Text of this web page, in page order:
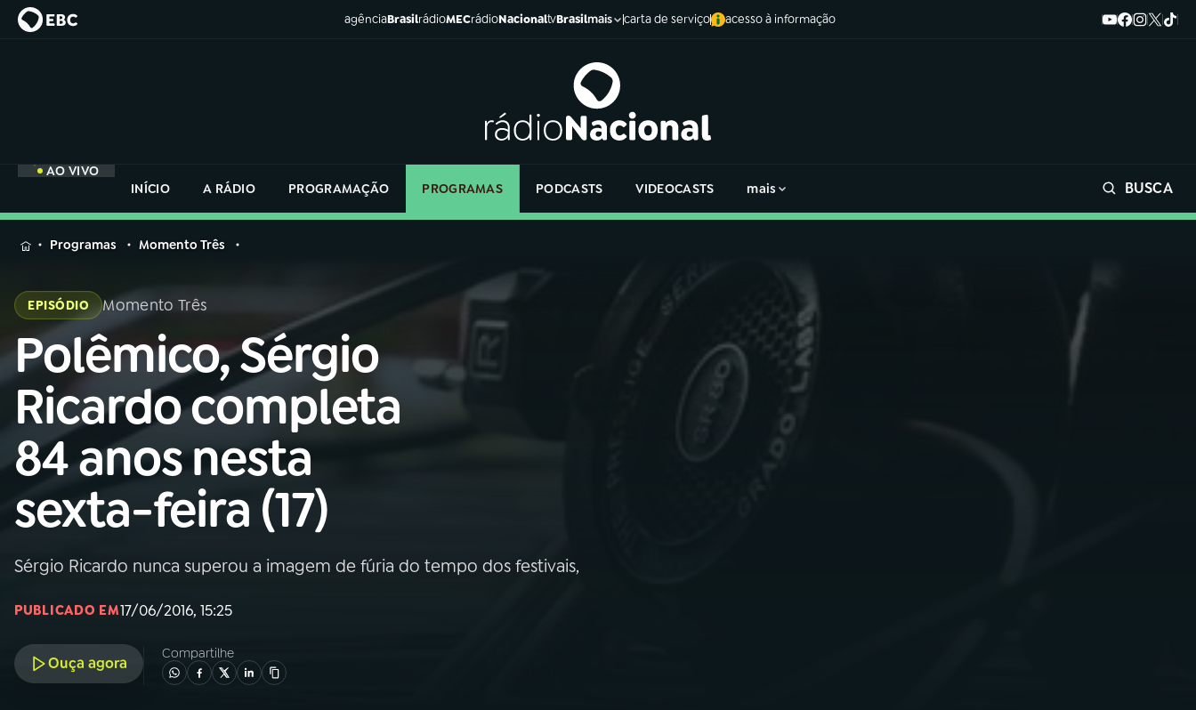
agênciaBrasilrádioMECrádioNacionaltvBrasilmais carta de serviço acesso à informação
AO VIVO
INÍCIO
A RÁDIO PROGRAMAÇÃO PROGRAMAS PODCASTS VIDEOCASTS mais BUSCA
MENU
Buscar
na
Rádio
Nacional
Buscar
01 INÍCIO
02A RÁDIO
03 PROGRAMAÇÃO
05PODCASTS
na
Rádio
Nacional
Programas Momento Três
EPISÓDIO Momento Três
Polêmico, Sérgio
Ricardo completa
84 anos nesta
sexta-feira (17)
Sérgio Ricardo nunca superou a imagem de fúria do tempo dos festivais,
PUBLICADO EM17/06/2016, 15:25
Ouça agora
Compartilhe